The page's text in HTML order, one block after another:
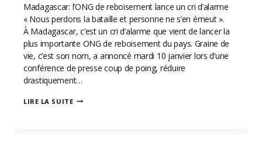
Madagascar: l’ONG de reboisement lance un cri d’alarme
« Nous perdons la bataille et personne ne s’en émeut ».
À Madagascar, c’est un cri d’alarme que vient de lancer la
plus importante ONG de reboisement du pays. Graine de
vie, c’est son nom, a annoncé mardi 10 janvier lors d’une
conférence de presse coup de poing, réduire
drastiquement…
LIRE LA SUITEFACE